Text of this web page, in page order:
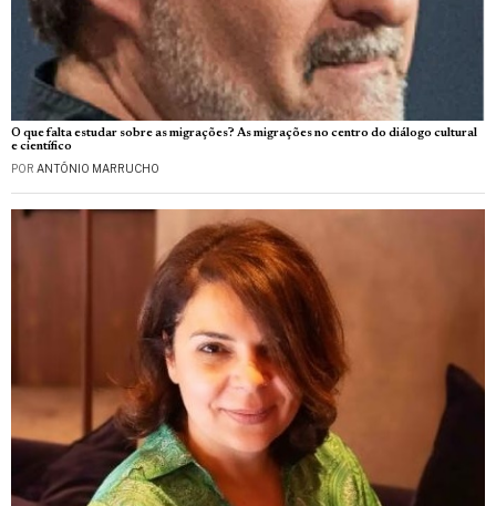
O que falta estudar sobre as migrações? As migrações no centro do diálogo cultural
e científico
POR ANTÓNIO MARRUCHO